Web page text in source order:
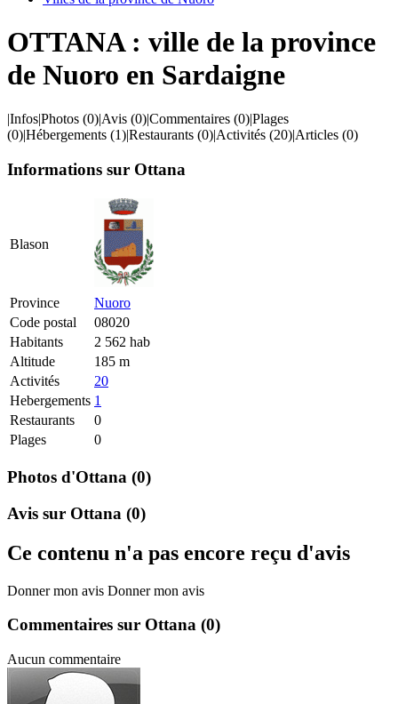
OTTANA : ville de la province
de Nuoro en Sardaigne
|Infos|Photos (0)|Avis (0)|Commentaires (0)|Plages
(0)|Hébergements (1)|Restaurants (0)|Activités (20)|Articles (0)
Informations sur Ottana
Blason
Province
Nuoro
Code postal
08020
Habitants
2 562 hab
Altitude
185 m
Activités
20
Hebergements 1
Restaurants
0
Plages
0
Photos d'Ottana (0)
Avis sur Ottana (0)
Ce contenu n'a pas encore reçu d'avis
Donner mon avis Donner mon avis
Commentaires sur Ottana (0)
Aucun commentaire